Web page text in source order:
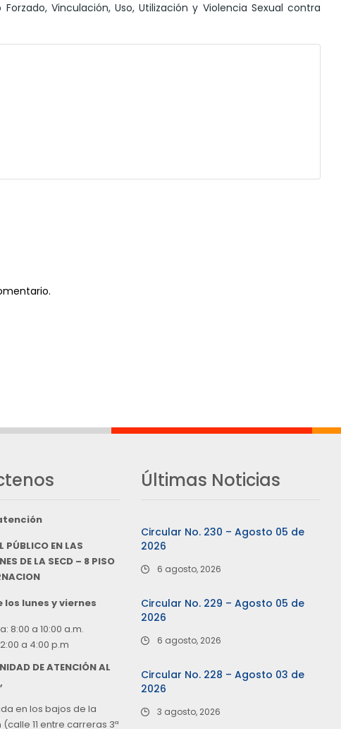
Vinculación, Uso, Utilización y Violencia Sexual contra
PÚBLICO EN LAS
DE LA SECD – 8 PISO
lunes y viernes
8:00 a 10:00 a.m.
a 4:00 p.m
DE ATENCIÓN AL
en los bajos de la
11 entre carreras 3ª
Últimas Noticias
Circular No. 230 – Agosto 05 de
2026
6 agosto, 2026
Circular No. 229 – Agosto 05 de
2026
6 agosto, 2026
Circular No. 228 – Agosto 03 de
2026
3 agosto, 2026